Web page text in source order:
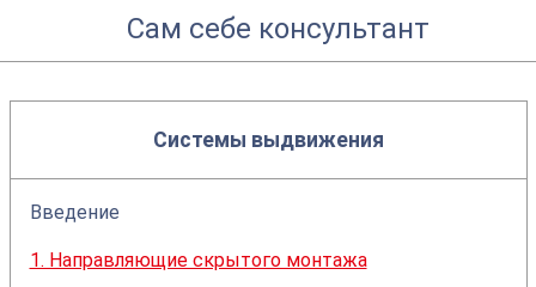
Сам себе консультант
Системы выдвижения
Введение
1. Направляющие скрытого монтажа